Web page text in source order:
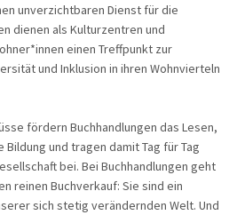
unverzichtbaren Dienst für die
dienen als Kulturzentren und
einen Treffpunkt zur
und Inklusion in ihren Wohnvierteln
fördern Buchhandlungen das Lesen,
und tragen damit Tag für Tag
bei. Bei Buchhandlungen geht
reinen Buchverkauf: Sie sind ein
sich stetig verändernden Welt. Und